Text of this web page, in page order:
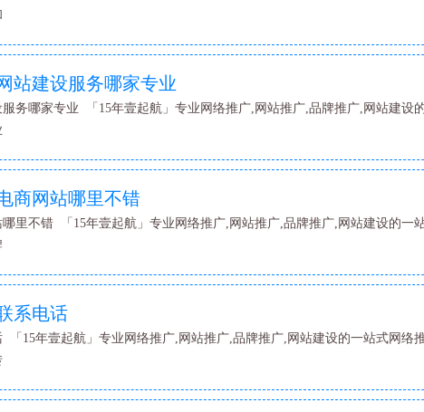
站建设服务哪家专业
务哪家专业 「15年壹起航」专业网络推广,网站推广,品牌推广,网站建
商网站哪里不错
里不错 「15年壹起航」专业网络推广,网站推广,品牌推广,网站建设的
系电话
「15年壹起航」专业网络推广,网站推广,品牌推广,网站建设的一站式网